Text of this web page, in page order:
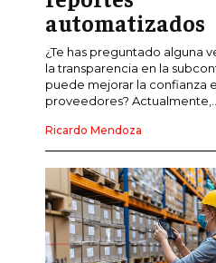
COMERCIO INTERNACIONAL
IMPORTACIÓN Y EXPORTACIÓN
ALIANZAS ESTRATÉGICAS
TECNOLOGIA
SOSTENIBILIDAD Y MEDIO
GESTIÓN DE LA INNOVACIÓN
TECNOLÓGICA
TRANSFORMACIÓN DIGITAL
automatizados
¿Te has preguntado alguna
la transparencia en la
puede mejorar la confianza
proveedores?
Ricardo Mendoza